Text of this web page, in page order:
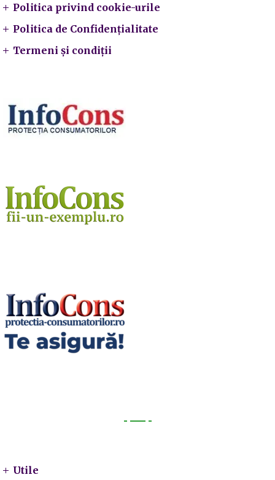
Politica privind cookie-urile
Politica de Confidențialitate
Termeni și condiții
Utile